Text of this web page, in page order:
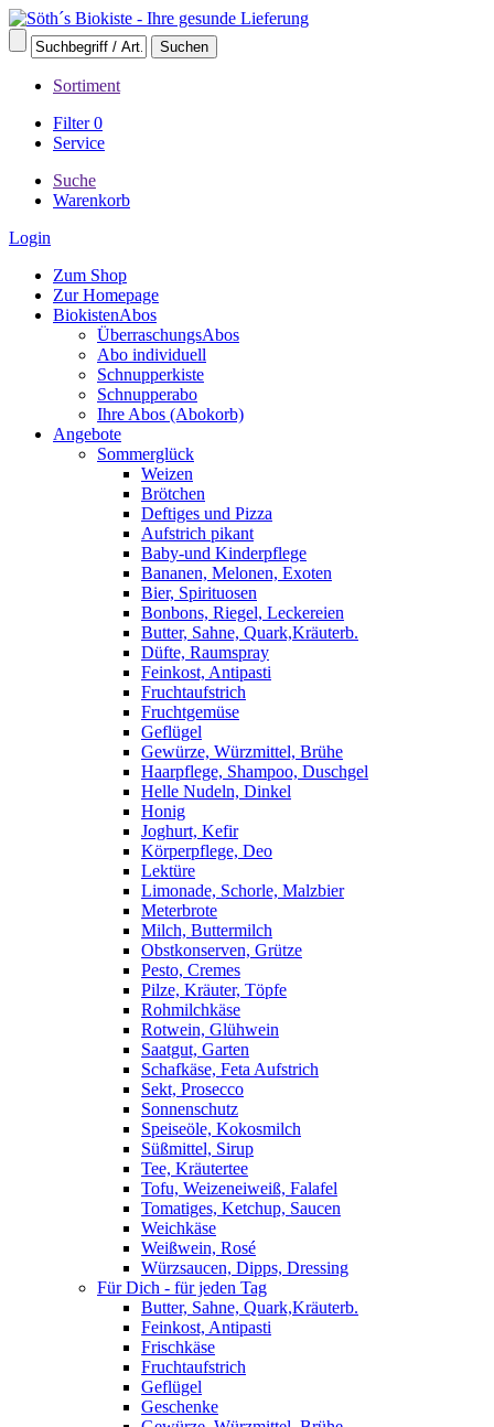
Sortiment
Filter0
Service
Suche
Warenkorb
Login
Zum Shop
Zur Homepage
BiokistenAbos
ÜberraschungsAbos
Abo individuell
Schnupperkiste
Schnupperabo
Ihre Abos (Abokorb)
Angebote
Sommerglück
Weizen
Brötchen
Deftiges und Pizza
Aufstrich pikant
Baby-und Kinderpflege
Bananen, Melonen, Exoten
Bier, Spirituosen
Bonbons, Riegel, Leckereien
Butter, Sahne, Quark,Kräuterb.
Düfte, Raumspray
Feinkost, Antipasti
Fruchtaufstrich
Fruchtgemüse
Geflügel
Gewürze, Würzmittel, Brühe
Haarpflege, Shampoo, Duschgel
Helle Nudeln, Dinkel
Honig
Joghurt, Kefir
Körperpflege, Deo
Lektüre
Limonade, Schorle, Malzbier
Meterbrote
Milch, Buttermilch
Obstkonserven, Grütze
Pesto, Cremes
Pilze, Kräuter, Töpfe
Rohmilchkäse
Rotwein, Glühwein
Saatgut, Garten
Schafkäse, Feta Aufstrich
Sekt, Prosecco
Sonnenschutz
Speiseöle, Kokosmilch
Süßmittel, Sirup
Tee, Kräutertee
Tofu, Weizeneiweiß, Falafel
Tomatiges, Ketchup, Saucen
Weichkäse
Weißwein, Rosé
Würzsaucen, Dipps, Dressing
Für Dich - für jeden Tag
Butter, Sahne, Quark,Kräuterb.
Feinkost, Antipasti
Frischkäse
Fruchtaufstrich
Geflügel
Geschenke